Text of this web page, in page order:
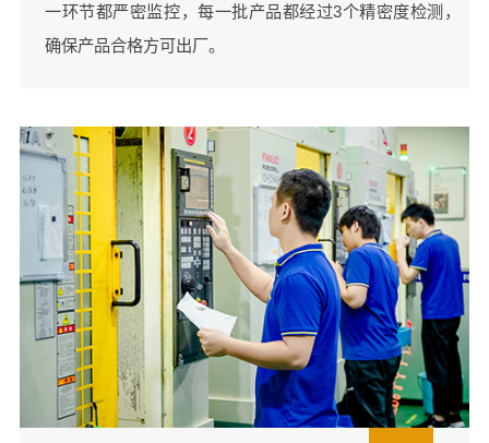
一环节都严密监控，每一批产品都经过3个精密度检测，
确保产品合格方可出厂。